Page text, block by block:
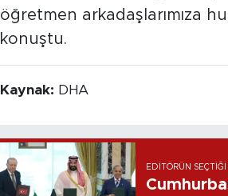
öğretmen arkadaşlarımıza
konuştu.
Kaynak: DHA
EDITÖRÜN SEÇTIĞI